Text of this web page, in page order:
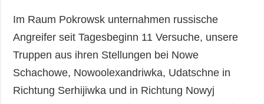
Im Raum Pokrowsk unternahmen russische
Angreifer seit Tagesbeginn 11 Versuche, unsere
Truppen aus ihren Stellungen bei Nowe
Schachowe, Nowoolexandriwka, Udatschne in
Richtung Serhijiwka und in Richtung Nowyj